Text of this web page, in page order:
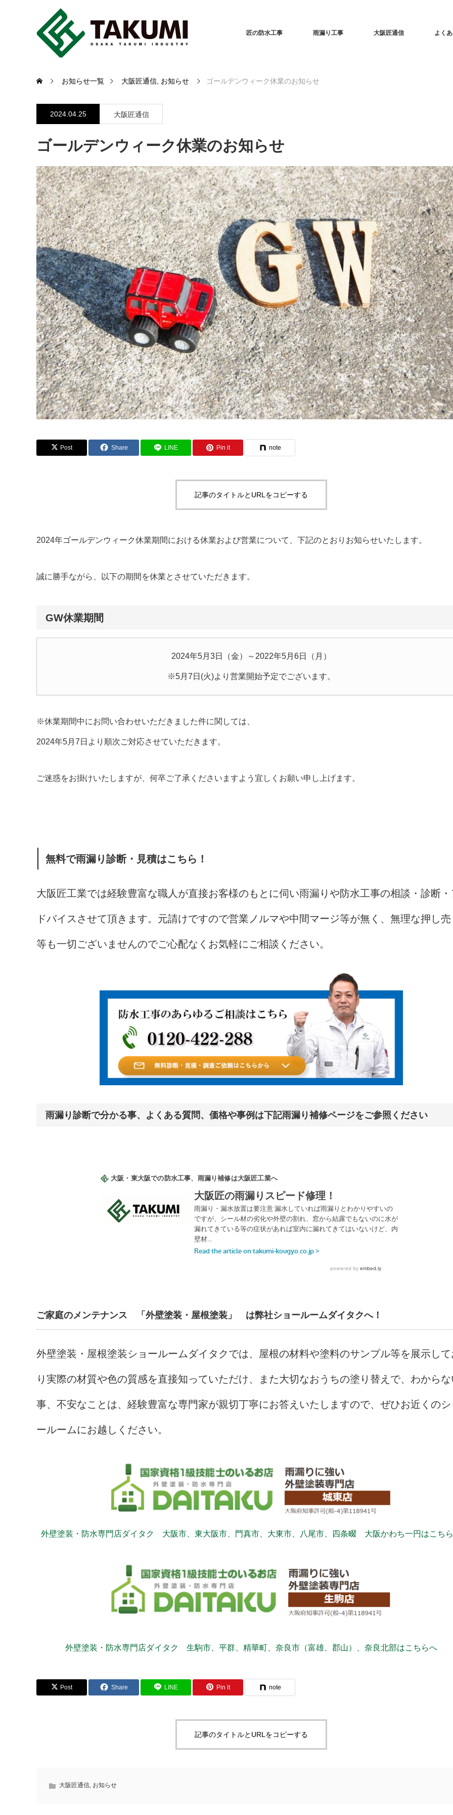
匠の防水工事 雨漏り工事 大阪匠通信 よく
お知らせ一覧 大阪匠通信 お知らせ ゴールデンウィーク休業のお知らせ
2024.04.25 大阪匠通信
ゴールデンウィーク休業のお知らせ
Post Share LINE Pin it note
記事のタイトルとURLをコピーする
2024年ゴールデンウィーク休業期間における休業および営業について、下記のとおりお知らせいたします。
誠に勝手ながら、以下の期間を休業とさせていただきます。
GW休業期間
2024年5月3日（金）～2022年5月6日（月）
※5月7日(火)より営業開始予定でございます。
※休業期間中にお問い合わせいただきました件に関しては、
2024年5月7日より順次ご対応させていただきます。
ご迷惑をお掛けいたしますが、何卒ご了承くださいますよう宜しくお願い申し上げます。
無料で雨漏り診断・見積はこちら！
大阪匠工業では経験豊富な職人が直接お客様のもとに伺い雨漏りや防水工事の相談・診断・
ドバイスさせて頂きます。元請けですので営業ノルマや中間マージ等が無く、無理な押し
等も一切ございませんのでご心配なくお気軽にご相談ください。
雨漏り診断で分かる事、よくある質問、価格や事例は下記雨漏り補修ページをご参照ください
ご家庭のメンテナンス 「外壁塗装・屋根塗装」 は弊社ショールームダイタクへ！
外壁塗装・屋根塗装ショールームダイタクでは、屋根の材料や塗料のサンプル等を展示して
り実際の材質や色の質感を直接知っていただけ、また大切なおうちの塗り替えで、わからな
事、不安なことは、経験豊富な専門家が親切丁寧にお答えいたしますので、ぜひお近くのシ
ールームにお越しください。
外壁塗装・防水専門店ダイタク 大阪市、東大阪市、門真市、大東市、八尾市、四条畷 大阪かわち一円はこち
外壁塗装・防水専門店ダイタク 生駒市、平群、精華町、奈良市（富雄、郡山）、奈良北部はこちらへ
Post Share LINE Pin it note
記事のタイトルとURLをコピーする
大阪匠通信, お知らせ